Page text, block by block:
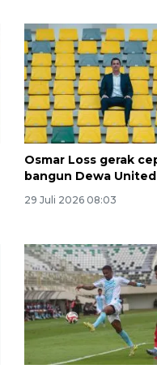
Osmar Loss gerak
bangun Dewa United
29 Juli 2026 08:03